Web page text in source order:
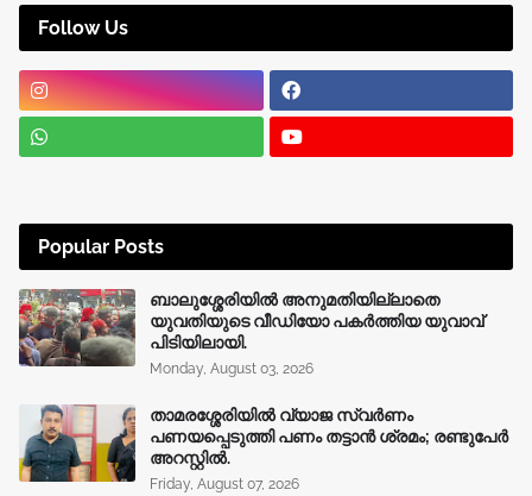
Follow Us
Popular Posts
ബാലുശ്ശേരിയിൽ അനുമതിയില്ലാതെ
യുവതിയുടെ വീഡിയോ പകർത്തിയ യുവാവ്
പിടിയിലായി.
Monday, August 03, 2026
താമരശ്ശേരിയിൽ വ്യാജ സ്വർണം
പണയപ്പെടുത്തി പണം തട്ടാൻ ശ്രമം; രണ്ടുപേർ
അറസ്റ്റിൽ.
Friday, August 07, 2026